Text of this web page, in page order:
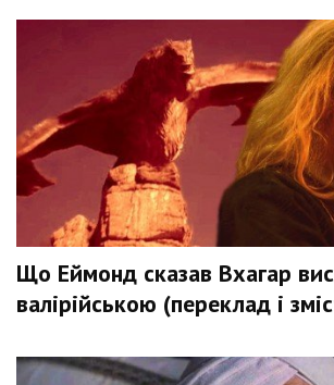
Що Еймонд сказав Вхагар
валірійською (переклад і